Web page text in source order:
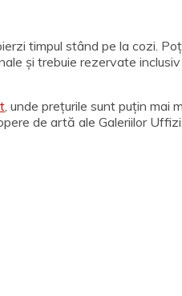
timpul stând pe la cozi.
și trebuie rezervate
, unde prețurile sunt puțin mai
de artă ale Galeriilor